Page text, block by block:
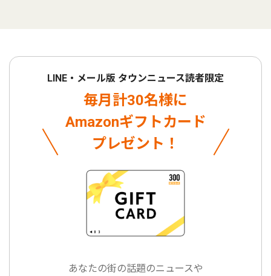
LINE・メール版 タウンニュース読者限定
毎月計30名様に
Amazonギフトカード
プレゼント！
あなたの街の話題のニュースや